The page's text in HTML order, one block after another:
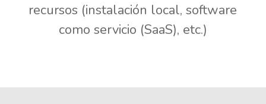
recursos (instalación local, software
como servicio (SaaS), etc.)